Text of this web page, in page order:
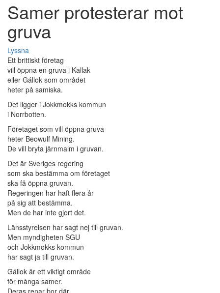
Samer protesterar mot
gruva
Lyssna
Ett brittiskt företag
vill öppna en gruva i Kallak
eller Gállok som området
heter på samiska.
Det ligger i Jokkmokks kommun
i Norrbotten.
Företaget som vill öppna gruva
heter Beowulf Mining.
De vill bryta järnmalm i gruvan.
Det är Sveriges regering
som ska bestämma om företaget
ska få öppna gruvan.
Regeringen har haft flera år
på sig att bestämma.
Men de har inte gjort det.
Länsstyrelsen har sagt nej till gruvan.
Men myndigheten SGU
och Jokkmokks kommun
har sagt ja till gruvan.
Gállok är ett viktigt område
för många samer.
Deras renar bor där.